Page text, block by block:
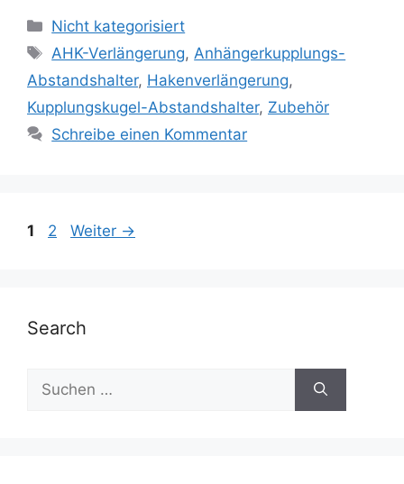
Kategorien
Nicht kategorisiert
Schlagwörter
AHK-Verlängerung, Anhängerkupplungs-
Abstandshalter, Hakenverlängerung,
Kupplungskugel-Abstandshalter, Zubehör
Schreibe einen Kommentar
Seite
1 Seite
2 Weiter →
Search
nach: